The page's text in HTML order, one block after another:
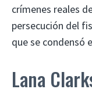
crímenes reales
persecución del
que se condensó
Lana